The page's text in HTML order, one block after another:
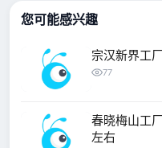
您可能感兴趣
宗汉新界工
77
春晓梅山工
左右